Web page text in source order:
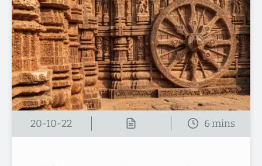
20-10-22